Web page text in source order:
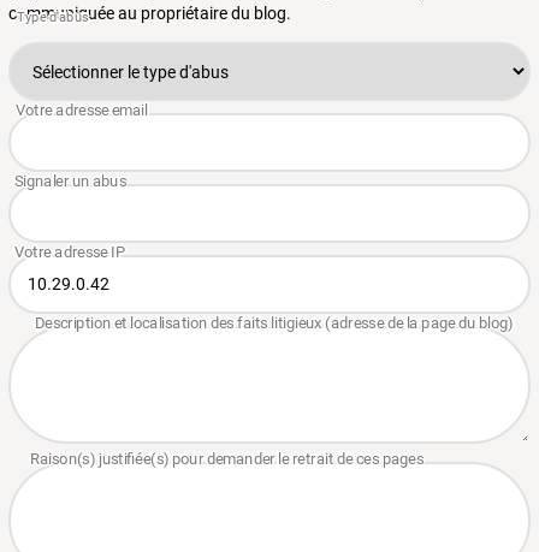
communiquée au propriétaire du blog.